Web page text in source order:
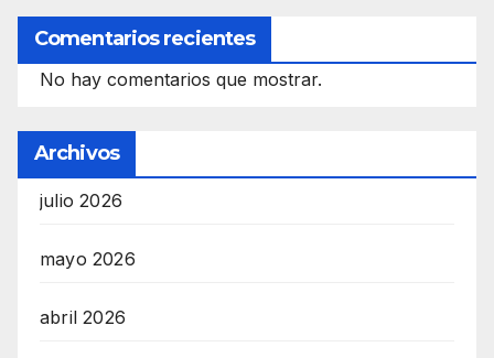
Comentarios recientes
No hay comentarios que mostrar.
Archivos
julio 2026
mayo 2026
abril 2026